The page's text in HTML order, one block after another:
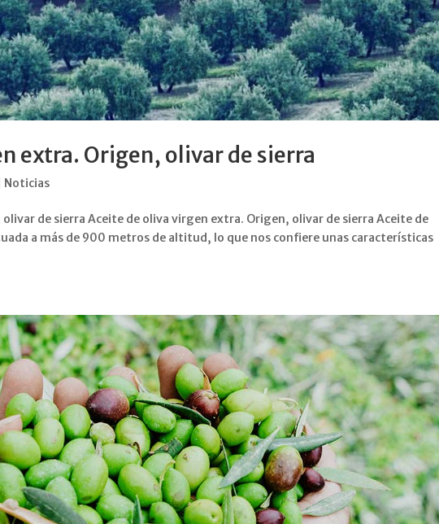
extra. Origen, olivar de sierra
Noticias
de sierra Aceite de oliva virgen extra. Origen, olivar de sierra Aceite de
a más de 900 metros de altitud, lo que nos confiere unas características